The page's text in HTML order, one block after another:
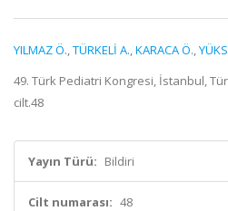
YILMAZ Ö.,TÜRKELİ A.,KARACA Ö.,
49. Türk Pediatri Kongresi, İstanbul,
cilt.48
Yayın Türü: Bildiri
Cilt numarası: 48